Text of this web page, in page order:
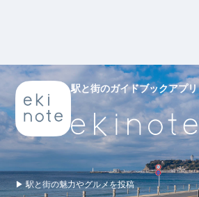
駅と街のガイドブックアプリ
▶ 駅と街の魅力やグルメを投稿